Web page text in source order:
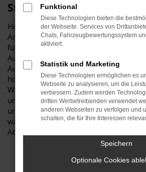
Stiglmayr
Herzlich willkommen bei Autohaus
Anlaufstelle für exzellente Audi A6
für München und Umgebung! Unser
Autohaus ist stolz darauf, Ihnen eine
Auswahl an Audi A6 Jahreswagen zu
höchste Standards in Sachen Qualität
Wir sind seit Jahren Ihr
um erstklassige Automobile geht.
unsere beeindruckende Audi A6
warum Autohaus Stiglmayr die
A6 Jahreswagen Liebhaber ist.
Funktional
Diese Technologien bieten die
der Webseite. Services von
Chats, Fahrzeugbewertungssystem
aktiviert.
Statistik und Marketing
Diese Technologien ermöglichen es
Webseite zu analysieren, um die
verbessern. Zudem werden
dritten Werbetreibenden verwendet
anderen Webseiten zu verfolgen und
schalten, die für Ihre Interessen
Speichern
Optionale Cookies